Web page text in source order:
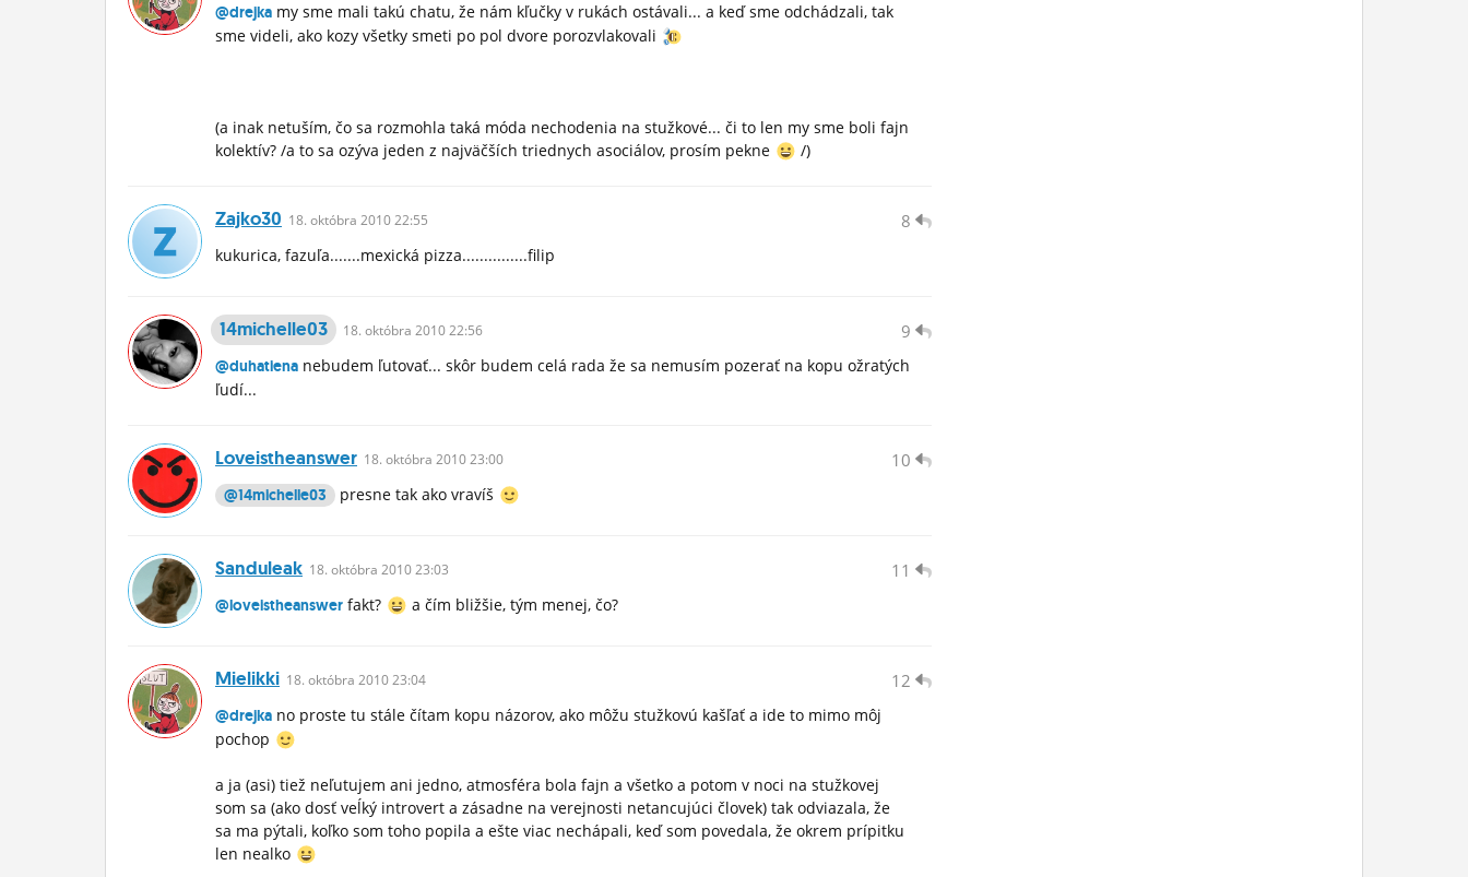
@drejka my sme mali takú chatu, že nám kľučky v rukách ostávali... a keď sme odchádzali, tak
sme videli, ako kozy všetky smeti po pol dvore porozvlakovali
(a inak netuším, čo sa rozmohla taká móda nechodenia na stužkové... či to len my sme boli fajn
kolektív? /a to sa ozýva jeden z najväčších triednych asociálov, prosím pekne
/)
8
Zajko30 18. októbra 2010 22:55
kukurica, fazuľa.......mexická pizza...............filip
9
14michelle03 18. októbra 2010 22:56
@duhatiena nebudem ľutovať... skôr budem celá rada že sa nemusím pozerať na kopu ožratých
ľudí...
10
Loveistheanswer 18. októbra 2010 23:00
@14michelle03 presne tak ako vravíš
11
Sanduleak 18. októbra 2010 23:03
@loveistheanswer fakt? a čím bližšie, tým menej, čo?
12
Mielikki 18. októbra 2010 23:04
@drejka no proste tu stále čítam kopu názorov, ako môžu stužkovú kašľať a ide to mimo môj
pochop
a ja (asi) tiež neľutujem ani jedno, atmosféra bola fajn a všetko a potom v noci na stužkovej
som sa (ako dosť veĺký introvert a zásadne na verejnosti netancujúci človek) tak odviazala, že
sa ma pýtali, koľko som toho popila a ešte viac nechápali, keď som povedala, že okrem prípitku
len nealko